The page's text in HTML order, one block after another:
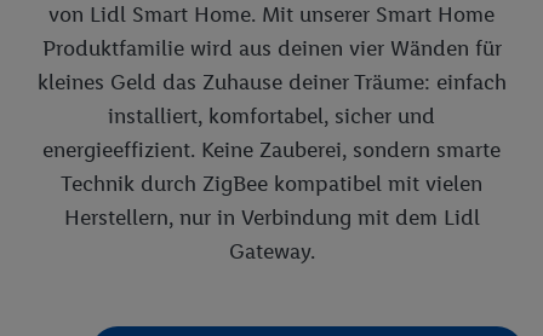
von Lidl Smart Home. Mit unserer Smart Home
Produktfamilie wird aus deinen vier Wänden für
kleines Geld das Zuhause deiner Träume: einfach
installiert, komfortabel, sicher und
energieeffizient. Keine Zauberei, sondern smarte
Technik durch ZigBee kompatibel mit vielen
Herstellern, nur in Verbindung mit dem Lidl
Gateway.